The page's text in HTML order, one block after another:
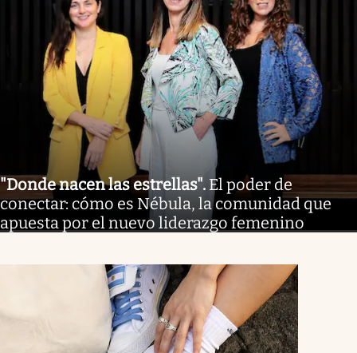
"Donde nacen las estrellas". El poder de
conectar: cómo es Nébula, la comunidad que
apuesta por el nuevo liderazgo femenino